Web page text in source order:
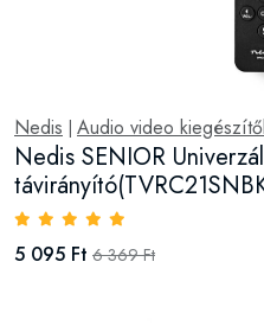
Nedis Audio video
Nedis SENIOR
5 095 Ft 6 369 Ft